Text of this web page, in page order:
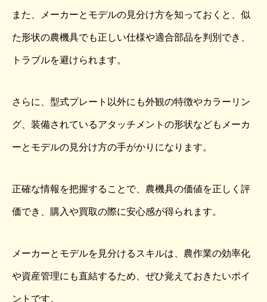
また、メーカーとモデルの見分け方を知っておくと、似
た形状の農機具でも正しい仕様や適合部品を判別でき、
トラブルを避けられます。
さらに、型式プレート以外にも外観の特徴やカラーリン
グ、装備されているアタッチメントの形状などもメーカ
ーとモデルの見分け方の手がかりになります。
正確な情報を把握することで、農機具の価値を正しく評
価でき、購入や買取の際に安心感が得られます。
メーカーとモデルを見分けるスキルは、農作業の効率化
や資産管理にも直結するため、ぜひ覚えておきたいポイ
ントです。